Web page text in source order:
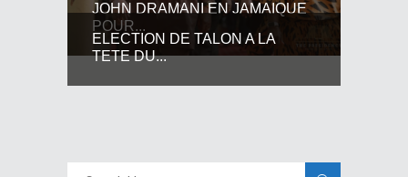
JOHN DRAMANI EN JAMAIQUE
POUR...
ELECTION DE TALON A LA
TETE DU...